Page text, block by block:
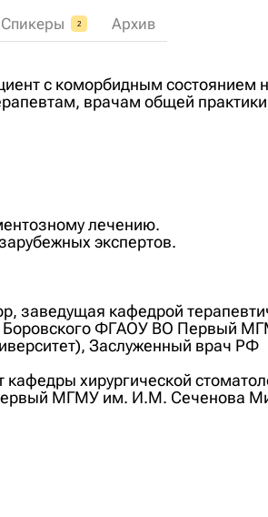
Спикеры 2 Архив
с коморбидным состоянием
врачам общей
лечению.
экспертов.
заведущая кафедрой
Боровского ФГАОУ ВО Первый
Заслуженный врач РФ
кафедры хирургической
МГМУ им. И.М. Сеченова